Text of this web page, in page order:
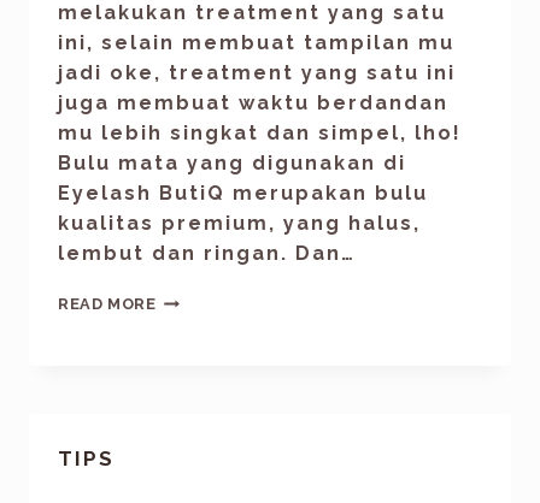
melakukan treatment yang satu
ini, selain membuat tampilan mu
jadi oke, treatment yang satu ini
juga membuat waktu berdandan
mu lebih singkat dan simpel, lho!
Bulu mata yang digunakan di
Eyelash ButiQ merupakan bulu
kualitas premium, yang halus,
lembut dan ringan. Dan…
READ MORE
TIPS